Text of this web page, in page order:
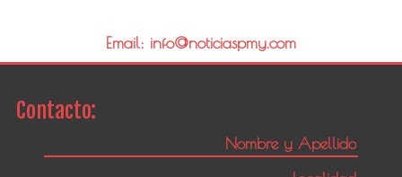
Email: info@noticiaspmy.com
Contacto: